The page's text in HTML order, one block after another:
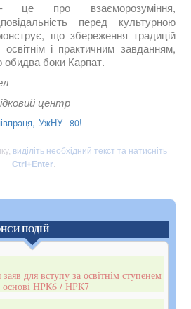
про взаєморозуміння,
перед культурною
що збереження традицій
і практичним завданням,
обидва боки Карпат.
центр
УжНУ - 80!
виділіть необхідний текст та натисніть
Ctrl+Enter.
ПОДІЙ
заяв для вступу за освітнім ступенем
основі НРК6 / НРК7